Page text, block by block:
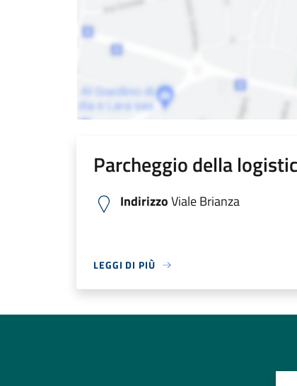
Parcheggio della
IndirizzoViale Brianza
LEGGI DI PIÙ